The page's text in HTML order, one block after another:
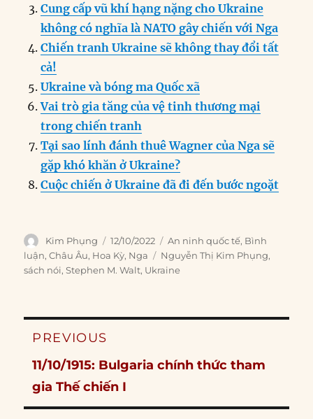
Cung cấp vũ khí hạng nặng cho Ukraine
không có nghĩa là NATO gây chiến với Nga
Chiến tranh Ukraine sẽ không thay đổi tất
cả!
Ukraine và bóng ma Quốc xã
Vai trò gia tăng của vệ tinh thương mại
trong chiến tranh
Tại sao lính đánh thuê Wagner của Nga sẽ
gặp khó khăn ở Ukraine?
Cuộc chiến ở Ukraine đã đi đến bước ngoặt
Author
Kim Phụng
Posted
on
12/10/2022 Categories
An ninh quốc tế, Bình
luận,Châu Âu, Hoa Kỳ, Nga Tags
Nguyễn Thị Kim Phụng,
sách nói,Stephen M. Walt, Ukraine
Post
PREVIOUS
Previous
post:
11/10/1915: Bulgaria chính thức tham
gia Thế chiến I